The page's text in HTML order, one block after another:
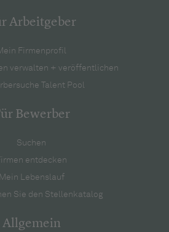
Arbeitgeber
Firmenprofil
verwalten + veröffentlichen
Talent Pool
Bewerber
Suchen
entdecken
Mein Lebenslauf
Sie den Stellenkatalog
Allgemein